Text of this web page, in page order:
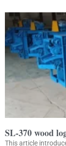
SL-370 wood
This article